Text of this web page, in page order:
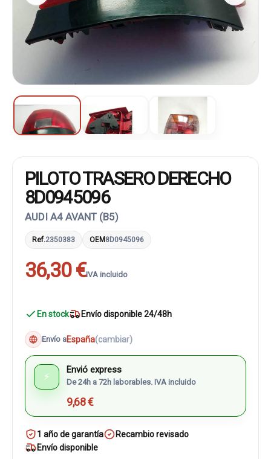
PILOTO TRASERO DERECHO
8D0945096
AUDI A4 AVANT (B5)
Ref.2350383 OEM8D0945096
36,30 €IVA incluido
En stock Envío disponible 24/48h
Envío aEspaña(cambiar)
⚡
Envió express
De 24h a 72h laborables. IVA incluido
9,68 €
1 año de garantía
Recambio revisado
Envío disponible